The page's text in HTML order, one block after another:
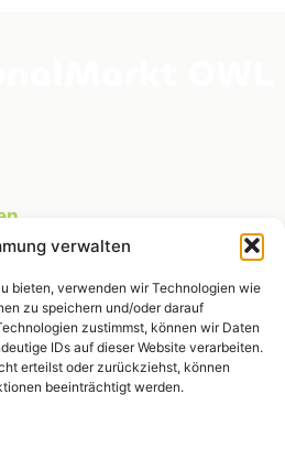
verwalten
bieten, verwenden wir Technologien wie
zu speichern und/oder darauf
zustimmst, können wir Daten
IDs auf dieser Website verarbeiten.
erteilst oder zurückziehst, können
beeinträchtigt werden.